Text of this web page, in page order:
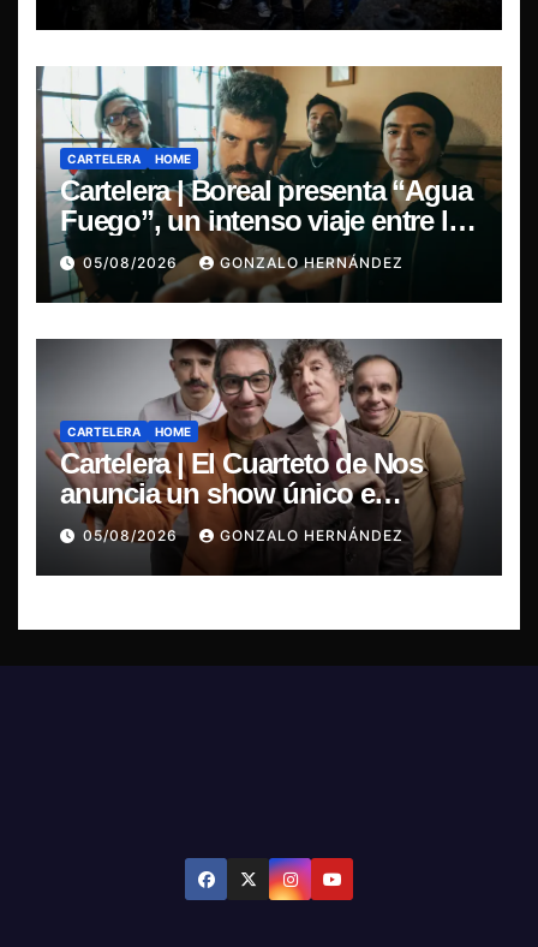
CARTELERA HOME
Cartelera | Boreal presenta “Agua
Fuego”, un intenso viaje entre la
pasión y la desilusión
05/08/2026 GONZALO HERNÁNDEZ
CARTELERA HOME
Cartelera | El Cuarteto de Nos
anuncia un show único e
irrepetible en el Movistar Arena
05/08/2026 GONZALO HERNÁNDEZ